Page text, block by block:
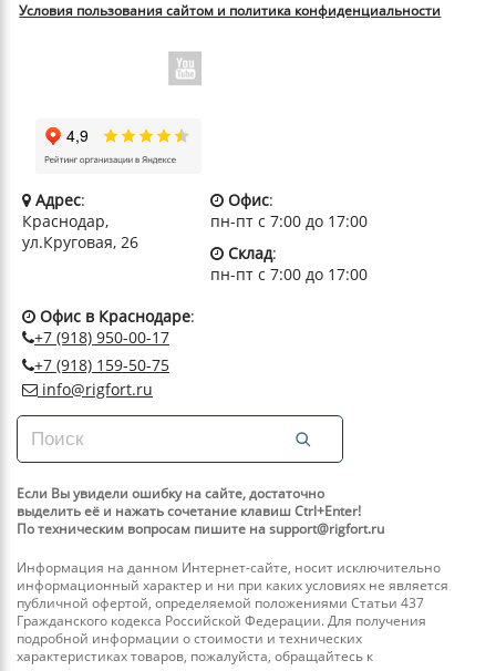
Условия пользования сайтом и политика конфиденциальности
Адрес:
Краснодар,
ул.Круговая, 26
Офис:
пн-пт с 7:00 до 17:00
Склад:
пн-пт с 7:00 до 17:00
Офис в Краснодаре:
+7 (918) 950-00-17
+7 (918) 159-50-75
info@rigfort.ru
Если Вы увидели ошибку на сайте, достаточно
выделить её и нажать сочетание клавиш Ctrl+Enter!
По техническим вопросам пишите на support@rigfort.ru
Информация на данном Интернет-сайте, носит исключительно
информационный характер и ни при каких условиях не является
публичной офертой, определяемой положениями Статьи 437
Гражданского кодекса Российской Федерации. Для получения
подробной информации о стоимости и технических
характеристиках товаров, пожалуйста, обращайтесь к